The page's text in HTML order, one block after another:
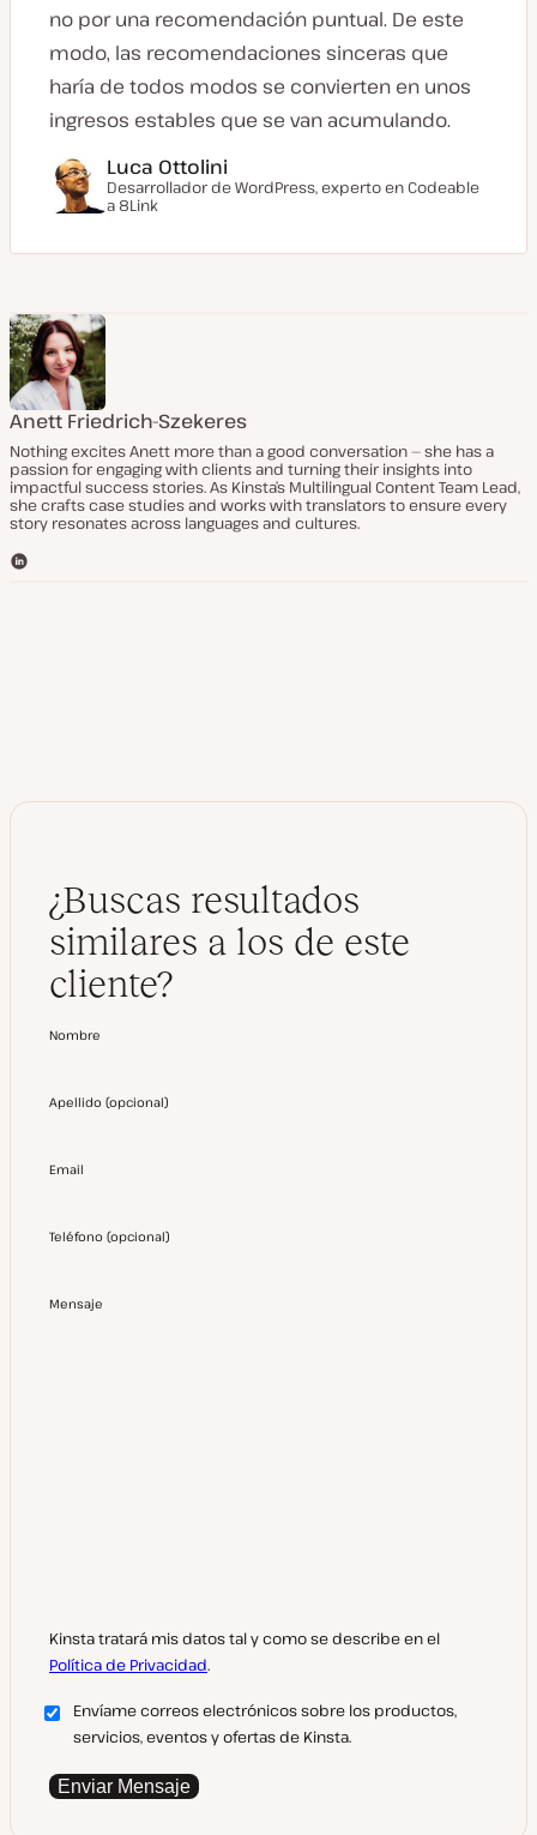
no por una recomendación puntual. De este
modo, las recomendaciones sinceras que
haría de todos modos se convierten en unos
ingresos estables que se van acumulando.
Luca Ottolini
Desarrollador de WordPress, experto en Codeable
a 8Link
Anett Friedrich-Szekeres
Nothing excites Anett more than a good conversation — she has a
passion for engaging with clients and turning their insights into
impactful success stories. As Kinsta’s Multilingual Content Team Lead,
she crafts case studies and works with translators to ensure every
story resonates across languages and cultures.
L
¿Buscas resultados
similares a los de este
cliente?
Nombre
Apellido (opcional)
Email
Teléfono (opcional)
Mensaje
Kinsta tratará mis datos tal y como se describe en el
Política de Privacidad.
Envíame correos electrónicos sobre los productos,
servicios, eventos y ofertas de Kinsta.
Enviar Mensaje